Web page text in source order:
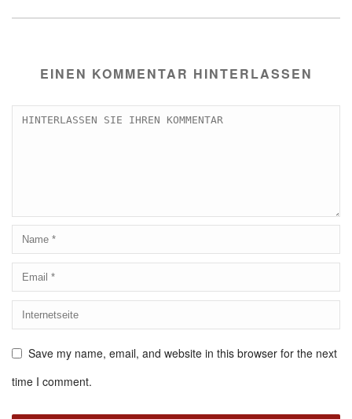
EINEN KOMMENTAR HINTERLASSEN
Save my name, email, and website in this browser for the next
time I comment.